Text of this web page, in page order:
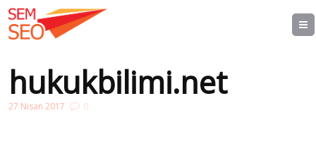
hukukbilimi.net
27 Nisan 2017 0